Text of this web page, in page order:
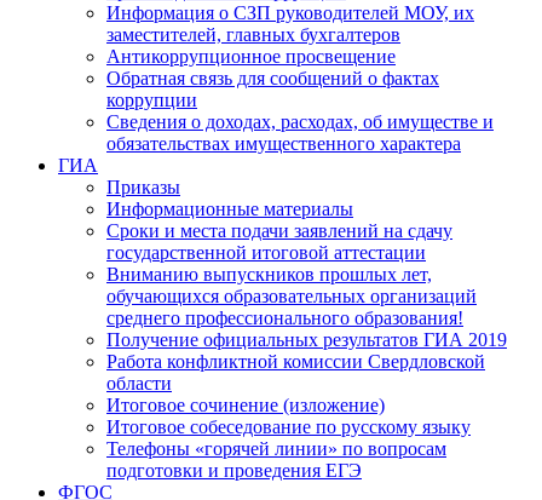
Информация о СЗП руководителей МОУ, их
заместителей, главных бухгалтеров
Антикоррупционное просвещение
Обратная связь для сообщений о фактах
коррупции
Сведения о доходах, расходах, об имуществе и
обязательствах имущественного характера
ГИА
Приказы
Информационные материалы
Сроки и места подачи заявлений на сдачу
государственной итоговой аттестации
Вниманию выпускников прошлых лет,
обучающихся образовательных организаций
среднего профессионального образования!
Получение официальных результатов ГИА 2019
Работа конфликтной комиссии Свердловской
области
Итоговое сочинение (изложение)
Итоговое собеседование по русскому языку
Телефоны «горячей линии» по вопросам
подготовки и проведения ЕГЭ
ФГОС